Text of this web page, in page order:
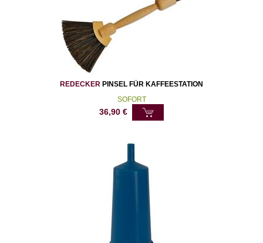
REDECKER PINSEL FÜR KAFFEESTATION
SOFORT
36,90 €